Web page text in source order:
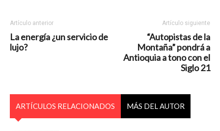
Artículo anterior
La energía ¿un servicio de
lujo?
Artículo siguiente
“Autopistas de la
Montaña” pondrá a
Antioquia a tono con el
Siglo 21
ARTÍCULOS RELACIONADOS MÁS DEL AUTOR